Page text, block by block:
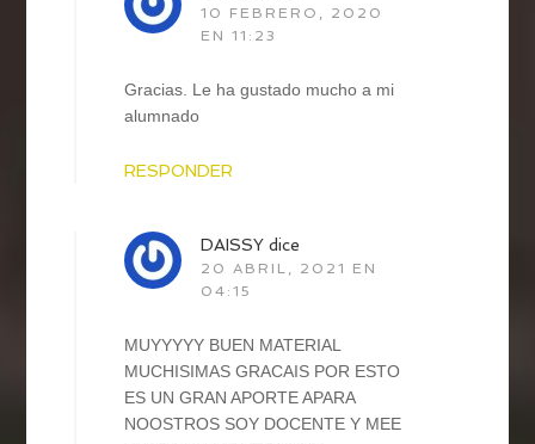
10 FEBRERO, 2020
EN 11:23
Gracias. Le ha gustado mucho a mi
alumnado
RESPONDER
DAISSY dice
20 ABRIL, 2021 EN
04:15
MUYYYYY BUEN MATERIAL
MUCHISIMAS GRACAIS POR ESTO
ES UN GRAN APORTE APARA
NOOSTROS SOY DOCENTE Y MEE